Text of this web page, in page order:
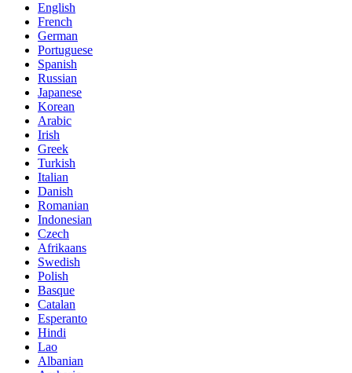
English
French
German
Portuguese
Spanish
Russian
Japanese
Korean
Arabic
Irish
Greek
Turkish
Italian
Danish
Romanian
Indonesian
Czech
Afrikaans
Swedish
Polish
Basque
Catalan
Esperanto
Hindi
Lao
Albanian